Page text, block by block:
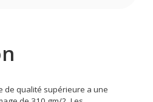
de qualité supérieure a une